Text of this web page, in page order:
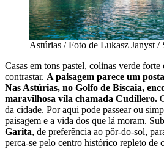
Astúrias / Foto de Lukasz Janyst /
Casas em tons pastel, colinas verde forte
contrastar. A paisagem parece um
Nas Astúrias, no Golfo de Biscaia,
maravilhosa vila chamada Cudillero.
da cidade. Por aqui pode passear ou
paisagem e a vida dos que lá moram.
Garita, de preferência ao pôr-do-sol,
perca-se pelo centro histórico repleto de